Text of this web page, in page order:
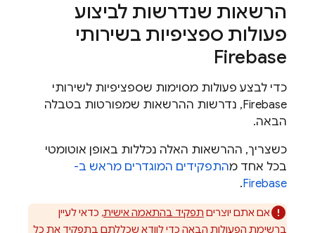
הרשאות שנדרשות לביצוע
פעולות ספציפיות בשירותי
Firebase
כדי לבצע פעולות מסוימות שספציפיות לשירותי
Firebase, נדרשות ההרשאות שמפורטות בטבלה
הבאה.
כשצריך, ההרשאות האלה נכללות באופן אוטומטי
בכל אחד מהתפקידים המוגדרים מראש ב-
Firebase
.
אם אתם יוצרים תפקיד בהתאמה אישית, כדאי לעיין
ברשימת הפעולות הבאה כדי לוודא שכללתם בתפקיד את כל